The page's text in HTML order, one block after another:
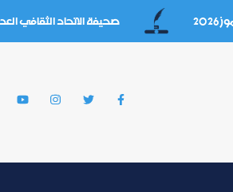
صحيفة الاتحاد الثقافي العدد(104)-تموز-2026